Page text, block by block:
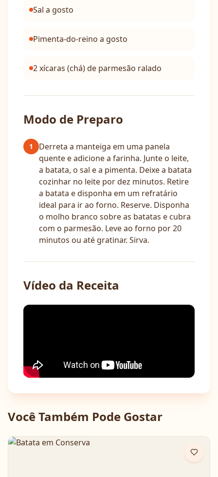
Sal a gosto
Pimenta-do-reino a gosto
2 xícaras (chá) de parmesão ralado
Modo de Preparo
1
Derreta a manteiga em uma panela
quente e adicione a farinha. Junte o leite,
a batata, o sal e a pimenta. Deixe a batata
cozinhar no leite por dez minutos. Retire
a batata e disponha em um refratário
ideal para ir ao forno. Reserve. Disponha
o molho branco sobre as batatas e cubra
com o parmesão. Leve ao forno por 20
minutos ou até gratinar. Sirva.
Vídeo da Receita
Você Também Pode Gostar